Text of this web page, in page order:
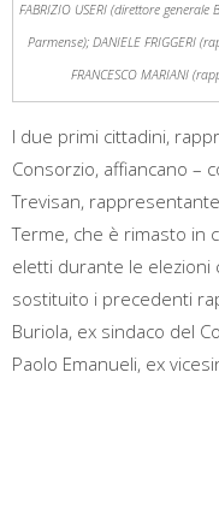
FABRIZIO USERI (direttore
Parmense); DANIELE FRIGGERI
FRANCESCO MARIANI
I due primi cittadini,
Consorzio, affiancano –
Trevisan,
Terme, che è rimasto in
eletti durante le elezioni
sostituito i precedenti
Buriola, ex sindaco del
Paolo Emanueli, ex